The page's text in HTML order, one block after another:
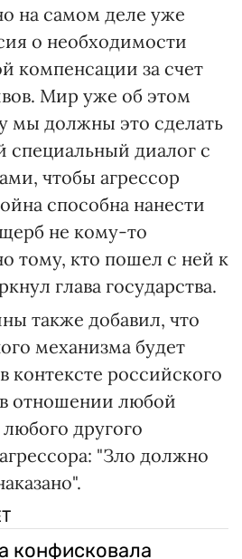
на самом деле уже
о необходимости
компенсации за счет
Мир уже об этом
мы должны это сделать
специальный диалог с
чтобы агрессор
способна нанести
не кому-то
тому, кто пошел с ней к
глава государства.
также добавил, что
механизма будет
контексте российского
отношении любой
другого
"Зло должно
конфисковала